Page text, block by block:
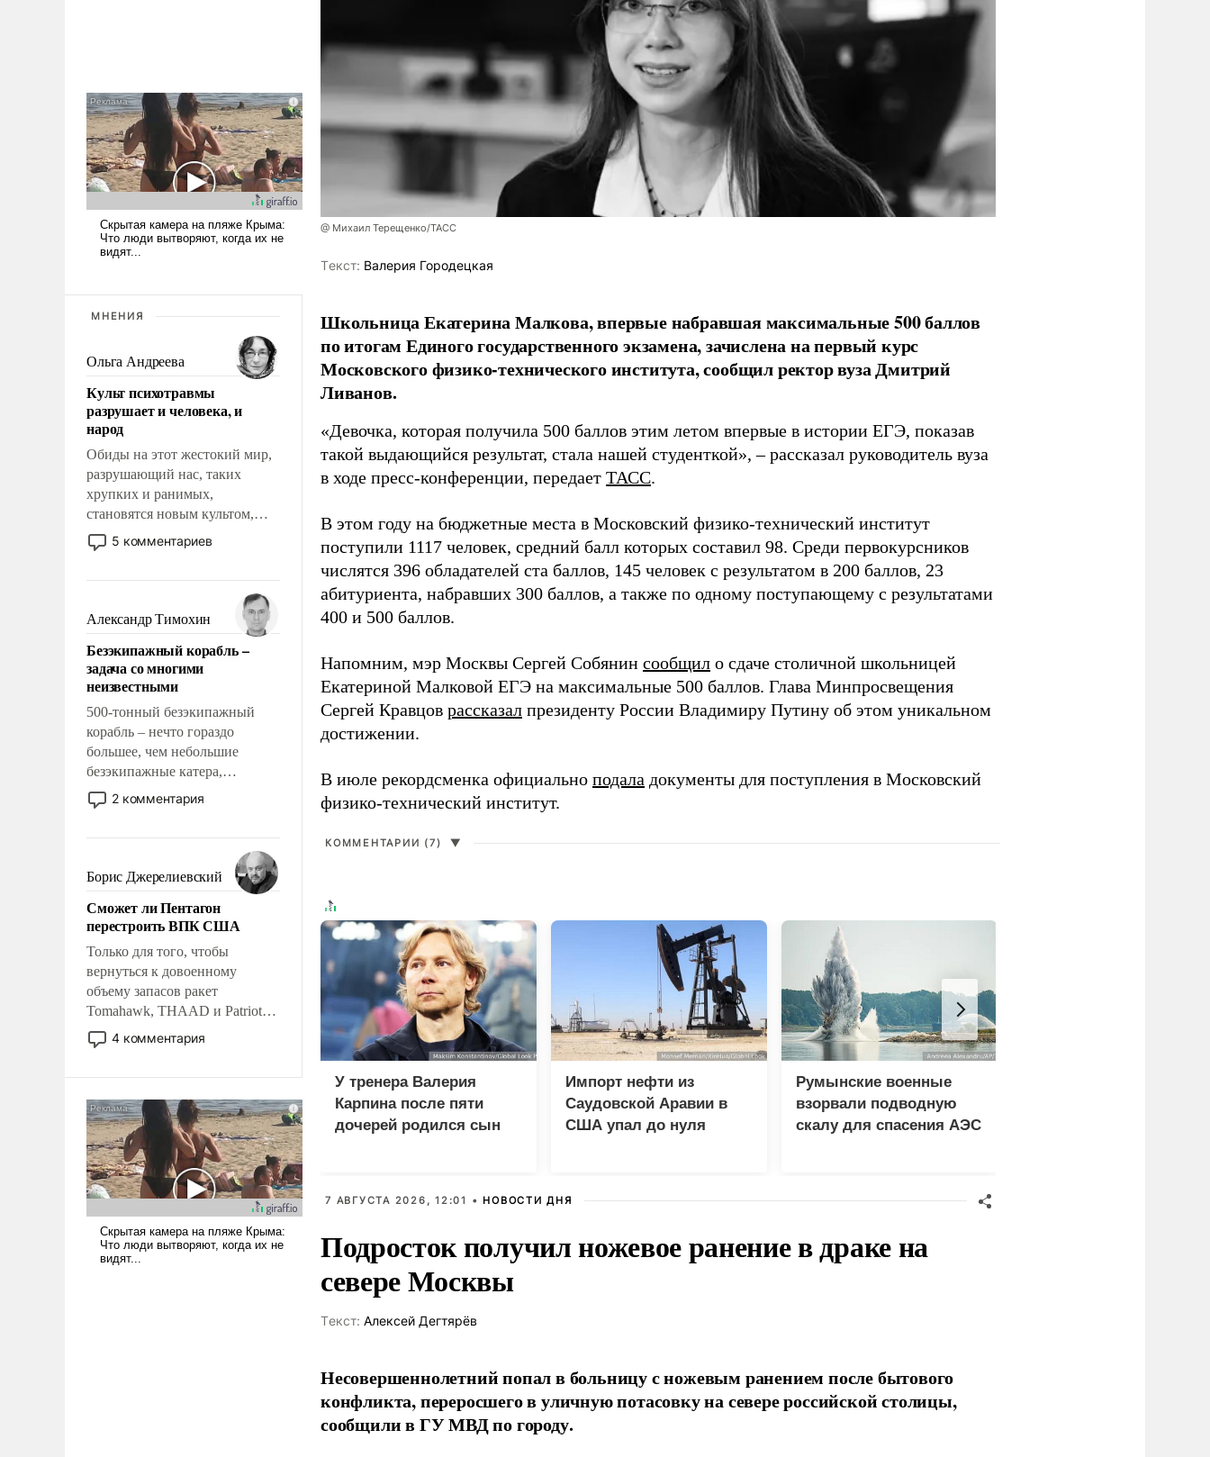
МНЕНИЯ
Ольга Андреева
Культ психотравмы
разрушает и человека, и
народ
Обиды на этот жестокий мир,
разрушающий нас, таких
хрупких и ранимых,
становятся новым культом,
постепенно вытесняя и
отменяя традиционное
мужественным и твердым под
ударами судьбы, брать на себя
ответственность, помогать
слабым, идти вперед и
адаптироваться.
5 комментариев
Александр Тимохин
Безэкипажный корабль –
задача со многими
неизвестными
500-тонный безэкипажный
корабль – нечто гораздо
большее, чем небольшие
безэкипажные катера,
применение которых уже
стало обыденностью. Задача по
сложна и амбициозна. Однако
и ее реализация радикально
поднимет наши боевые
возможности.
2 комментария
Борис Джерелиевский
Сможет ли Пентагон
перестроить ВПК США
Только для того, чтобы
вернуться к довоенному
объему запасов ракет
Tomahawk, THAAD и Patriot
США потребуется более трех
лет. Даже небольшая война с
Сложившаяся ситуация
означает многолетний период
уязвимости США, например,
перед Китаем.
4 комментария
@ Михаил Терещенко/ТАСС
Tекст: Валерия Городецкая
Школьница Екатерина Малкова, впервые набравшая максимальные 500 баллов
по итогам Единого государственного экзамена, зачислена на первый курс
Московского физико-технического института, сообщил ректор вуза Дмитрий
Ливанов.
«Девочка, которая получила 500 баллов этим летом впервые в истории ЕГЭ, показав
такой выдающийся результат, стала нашей студенткой», – рассказал руководитель вуза
в ходе пресс-конференции, передает ТАСС.
В этом году на бюджетные места в Московский физико-технический институт
поступили 1117 человек, средний балл которых составил 98. Среди первокурсников
числятся 396 обладателей ста баллов, 145 человек с результатом в 200 баллов, 23
абитуриента, набравших 300 баллов, а также по одному поступающему с результатами
400 и 500 баллов.
Напомним, мэр Москвы Сергей Собянин сообщил о сдаче столичной школьницей
Екатериной Малковой ЕГЭ на максимальные 500 баллов. Глава Минпросвещения
Сергей Кравцов рассказал президенту России Владимиру Путину об этом уникальном
достижении.
В июле рекордсменка официально подала документы для поступления в Московский
физико-технический институт.
КОММЕНТАРИИ (7) ▼
У тренера Валерия
Карпина после пяти
дочерей родился сын
Импорт нефти из
Саудовской Аравии в
США упал до нуля
Румынские военные
взорвали подводную
скалу для спасения АЭС
7 АВГУСТА 2026, 12:01 • НОВОСТИ ДНЯ
Подросток получил ножевое ранение в драке на
севере Москвы
Tекст: Алексей Дегтярёв
Несовершеннолетний попал в больницу с ножевым ранением после бытового
конфликта, переросшего в уличную потасовку на севере российской столицы,
сообщили в ГУ МВД по городу.